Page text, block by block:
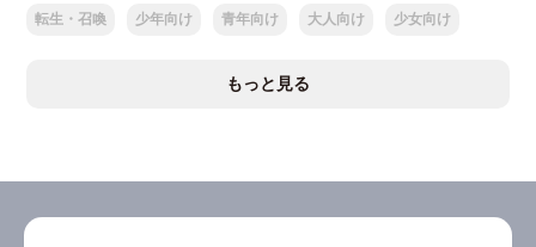
転生・召喚 少年向け 青年向け 大人向け 少女向け
もっと見る